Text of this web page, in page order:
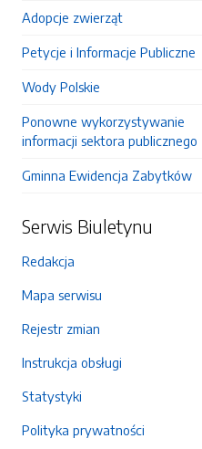
Adopcje zwierząt
Petycje i Informacje Publiczne
Wody Polskie
Ponowne wykorzystywanie
informacji sektora publicznego
Gminna Ewidencja Zabytków
Serwis Biuletynu
Redakcja
Mapa serwisu
Rejestr zmian
Instrukcja obsługi
Statystyki
Polityka prywatności